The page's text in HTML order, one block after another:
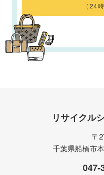
（24
リサイクル
〒
千葉県船橋市
047-